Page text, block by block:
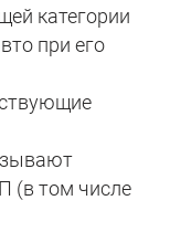
категории
при его
(в том числе